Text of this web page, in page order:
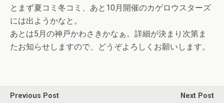
とまず夏コミ冬コミ、あと10月開催のカゲロウスターズ
には出ようかなと。
あとは5月の神戸かわさきかなぁ。詳細が決まり次第ま
たお知らせしますので、どうぞよろしくお願いします。
Previous Post
Next Post